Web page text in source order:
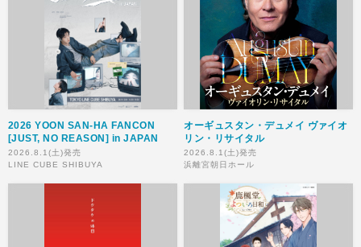
2026 YOON SAN-HA FANCON
[JUST, NO REASON] in JAPAN
2026.8.1(土)発売
LINE CUBE SHIBUYA
オーギュスタン・デュメイ ヴァイオ
リン・リサイタル
2026.8.1(土)発売
浜離宮朝日ホール